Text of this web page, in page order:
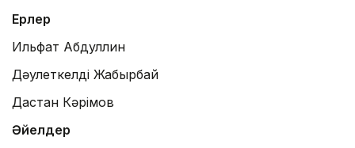
Ерлер
Ильфат Абдуллин
Дәулеткелді Жаңбырбай
Дастан Кәрімов
Әйелдер